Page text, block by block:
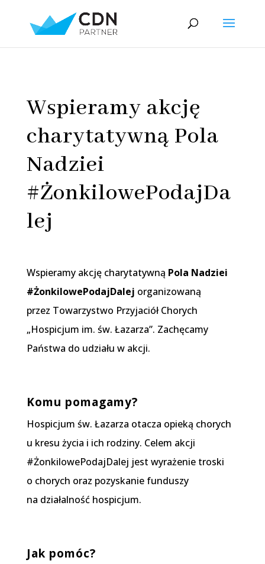
Wspieramy akcję
charytatywną Pola
Nadziei
#ŻonkilowePodajDa
lej
Wspieramy akcję charytatywną Pola Nadziei
#ŻonkilowePodajDalej organizowaną
przez Towarzystwo Przyjaciół Chorych
„Hospicjum im. św. Łazarza”. Zachęcamy
Państwa do udziału w akcji.
Komu pomagamy?
Hospicjum św. Łazarza otacza opieką chorych
u kresu życia i ich rodziny. Celem akcji
#ŻonkilowePodajDalej jest wyrażenie troski
o chorych oraz pozyskanie funduszy
na działalność hospicjum.
Jak pomóc?